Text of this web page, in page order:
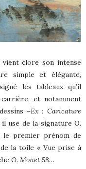
clore son intense
simple et élégante,
les tableaux qu’il
et notamment
–Ex : Caricature
use de la signature O.
le premier prénom de
la toile « Vue prise à
O. Monet 58…